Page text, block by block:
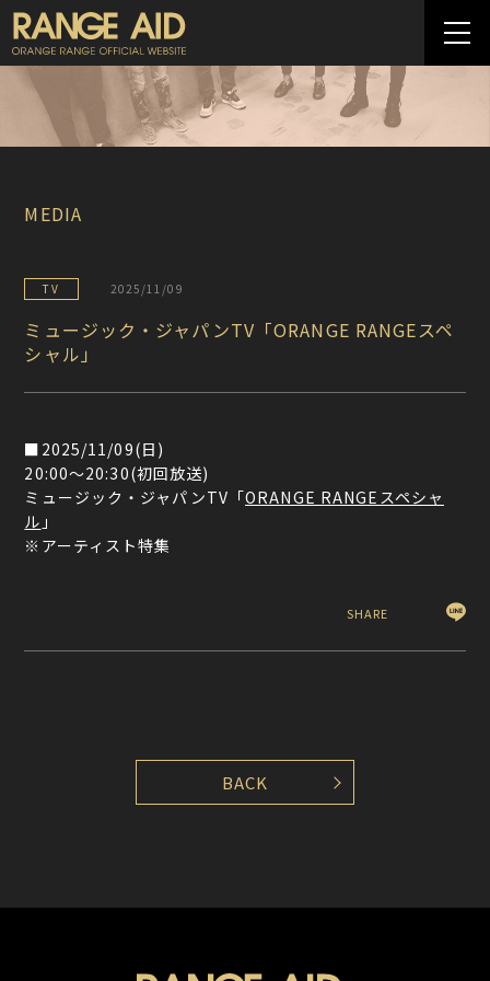
MEDIA
TV 2025/11/09
ミュージック・ジャパンTV「ORANGE RANGEスペ
シャル」
■2025/11/09(日)
20:00～20:30(初回放送)
ミュージック・ジャパンTV「ORANGE RANGEスペシャ
ル 」
※アーティスト特集
SHARE
BACK